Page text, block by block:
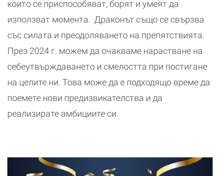
които се приспособяват, борят и умеят да
използват момента. Драконът също се свързва
със силата и преодоляването на препятствията.
През 2024 г. можем да очакваме нарастване на
себеутвърждаването и смелостта при постигане
на целите ни. Това може да е подходящо време да
поемете нови предизвикателства и да
реализирате амбициите си.